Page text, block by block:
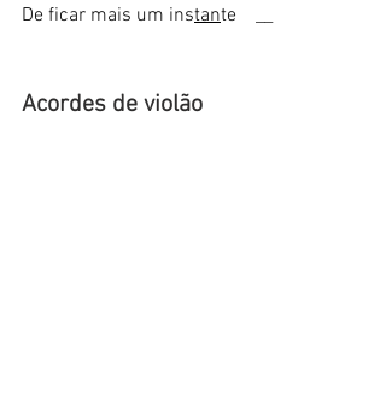
De ficar mais um instante    __
Acordes de violão